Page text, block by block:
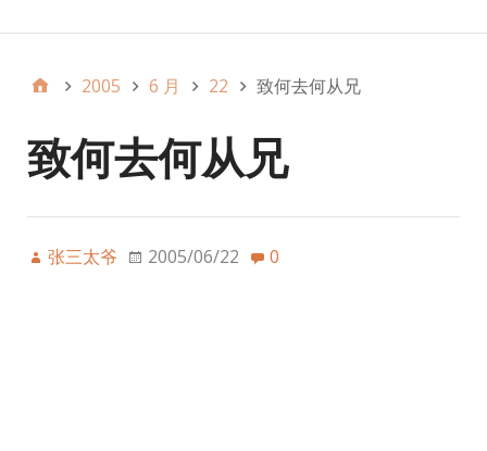
2005 6 月 22 致何去何从兄
致何去何从兄
张三太爷 2005/06/22 0